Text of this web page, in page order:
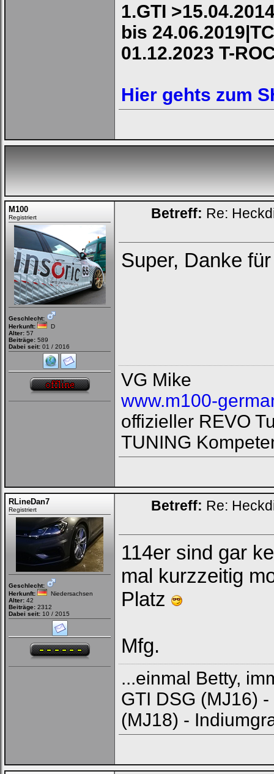
Trage
bitte
Benutzernamen
und
Kennwort
Dich
einzuloggen.
Onlinestatus verstecken.
1.GTI
bis
01.12.2023 T-
Hier gehts zum
M100
Registriert
Geschlecht:
Herkunft:
D
Alter: 57
Beiträge: 589
Dabei seit: 01 / 2016
Betreff: Re:
Super, Danke
VG Mike
www.m100-
offizieller REVO
TUNING
RLineDan7
Registriert
Geschlecht:
Herkunft:
Niedersachsen
Alter: 42
Beiträge: 2312
Dabei seit: 10 / 2015
Betreff: Re:
114er sind gar
mal kurzzeitig
Platz
Mfg.
...einmal Betty,
GTI DSG (MJ16)
(MJ18) -